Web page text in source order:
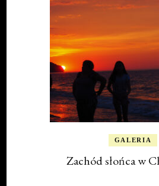
GALERIA
Zachód słońca w